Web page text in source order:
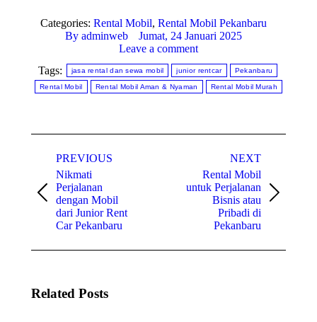
Categories: Rental Mobil, Rental Mobil Pekanbaru
By adminweb
Jumat, 24 Januari 2025
Leave a comment
Tags:
jasa rental dan sewa mobil junior rentcar Pekanbaru
Rental Mobil Rental Mobil Aman & Nyaman Rental Mobil Murah
navigation
PREVIOUS
Previous
post:
Nikmati
Perjalanan
dengan Mobil
dari Junior Rent
Car Pekanbaru
NEXT
Rental Mobil
untuk Perjalanan
Bisnis atau
Pribadi di
Pekanbaru
Related Posts